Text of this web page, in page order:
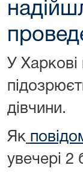
У Харкові
дівчини.
Як
увечері 2